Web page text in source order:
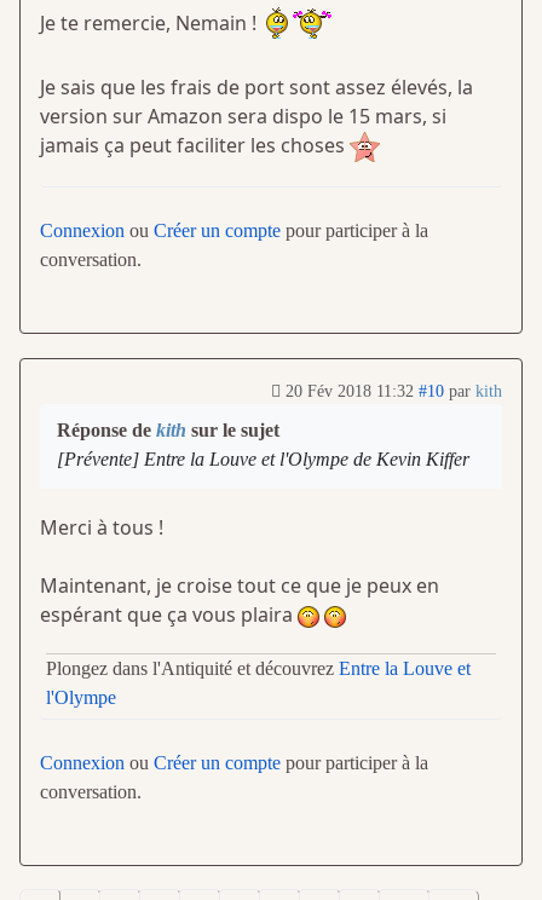
Je te remercie, Nemain !
Je sais que les frais de port sont assez élevés, la
version sur Amazon sera dispo le 15 mars, si
jamais ça peut faciliter les choses
Connexion ou Créer un compte pour participer à la
conversation.
20 Fév 2018 11:32 #10 par kith
Réponse de kith sur le sujet
[Prévente] Entre la Louve et l'Olympe de Kevin Kiffer
Merci à tous !
Maintenant, je croise tout ce que je peux en
espérant que ça vous plaira
Plongez dans l'Antiquité et découvrez Entre la Louve et
l'Olympe
Connexion ou Créer un compte pour participer à la
conversation.